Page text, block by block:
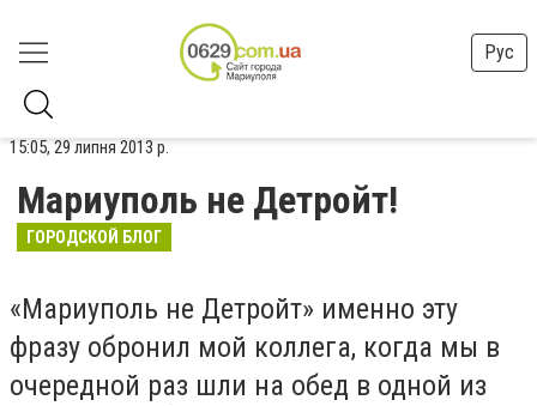
Рус
15:05, 29 липня 2013 р.
Мариуполь не Детройт!
ГОРОДСКОЙ БЛОГ
«Мариуполь не Детройт» именно эту
фразу обронил мой коллега, когда мы в
очередной раз шли на обед в одной из